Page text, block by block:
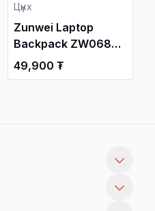
Цүнх
Zunwei Laptop
Backpack ZW068
up to 17-inch, Black /
Зөөврийн
49,900 ₮